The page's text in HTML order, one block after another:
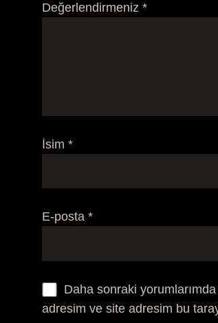
Değerlendirmeniz *
İsim *
E-posta *
Daha sonraki
adresim ve site adresim bu